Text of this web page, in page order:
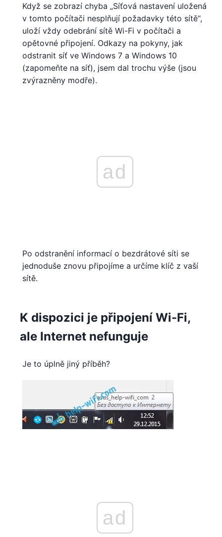
Když se zobrazí chyba „Síťová nastavení uložená
v tomto počítači nesplňují požadavky této sítě“,
uloží vždy odebrání sítě Wi-Fi v počítači a
opětovné připojení. Odkazy na pokyny, jak
odstranit síť ve Windows 7 a Windows 10
(zapomeňte na síť), jsem dal trochu výše (jsou
zvýrazněny modře).
ad
Po odstranění informací o bezdrátové síti se
jednoduše znovu připojíme a určíme klíč z vaší
sítě.
K dispozici je připojení Wi-Fi,
ale Internet nefunguje
Je to úplně jiný příběh?
ad